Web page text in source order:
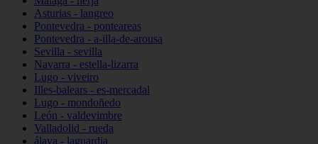
Asturias - langreo
Pontevedra - ponteareas
Pontevedra - a-illa-de-arousa
Sevilla - sevilla
Navarra - estella-lizarra
Lugo - viveiro
Illes-balears - es-mercadal
Lugo - mondoñedo
León - valdevimbre
Valladolid - rueda
álava - laguardia